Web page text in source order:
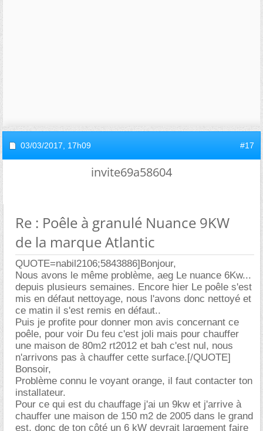
03/03/2017, 17h09 #17
invite69a58604
Re : Poêle à granulé Nuance 9KW
de la marque Atlantic
QUOTE=nabil2106;5843886]Bonjour,
Nous avons le même problème, aeg Le nuance 6Kw...
depuis plusieurs semaines. Encore hier Le poêle s'est
mis en défaut nettoyage, nous l'avons donc nettoyé et
ce matin il s'est remis en défaut..
Puis je profite pour donner mon avis concernant ce
poêle, pour voir Du feu c'est joli mais pour chauffer
une maison de 80m2 rt2012 et bah c'est nul, nous
n'arrivons pas à chauffer cette surface.[/QUOTE]
Bonsoir,
Problème connu le voyant orange, il faut contacter ton
installateur.
Pour ce qui est du chauffage j'ai un 9kw et j'arrive à
chauffer une maison de 150 m2 de 2005 dans le grand
est, donc de ton côté un 6 kW devrait largement faire